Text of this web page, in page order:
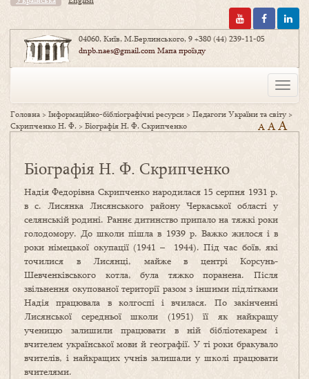
04060, Київ, М.Берлинського, 9+380 (44) 239-11-05
dnpb.naes@gmail.comМапа проїзду
Toggle
Головна >Інформаційно-бібліографічні ресурси >Педагоги України та світу>
Скрипченко Н. Ф. >Біографія Н. Ф. Скрипченко A AA
Біографія Н. Ф. Скрипченко
Надія Федорівна Скрипченко народилася 15 серпня 1931 р.
в с. Лисянка Лисянського району Черкаської області у
селянській родині. Раннє дитинство припало на тяжкі роки
голодомору. До школи пішла в 1939 р. Важко жилося і в
роки німецької окупації (1941 – 1944). Під час боїв, які
точилися в Лисянці, майже в центрі Корсунь-
Шевченківського котла, була тяжко поранена. Після
звільнення окупованої території разом з іншими підлітками
Надія працювала в колгоспі і вчилася. По закінченні
Лисянської середньої школи (1951) її як найкращу
ученицю залишили працювати в ній бібліотекарем і
вчителем української мови й географії. У ті роки бракувало
вчителів, і найкращих учнів залишали у школі працювати
вчителями.